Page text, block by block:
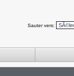
Sauter vers: